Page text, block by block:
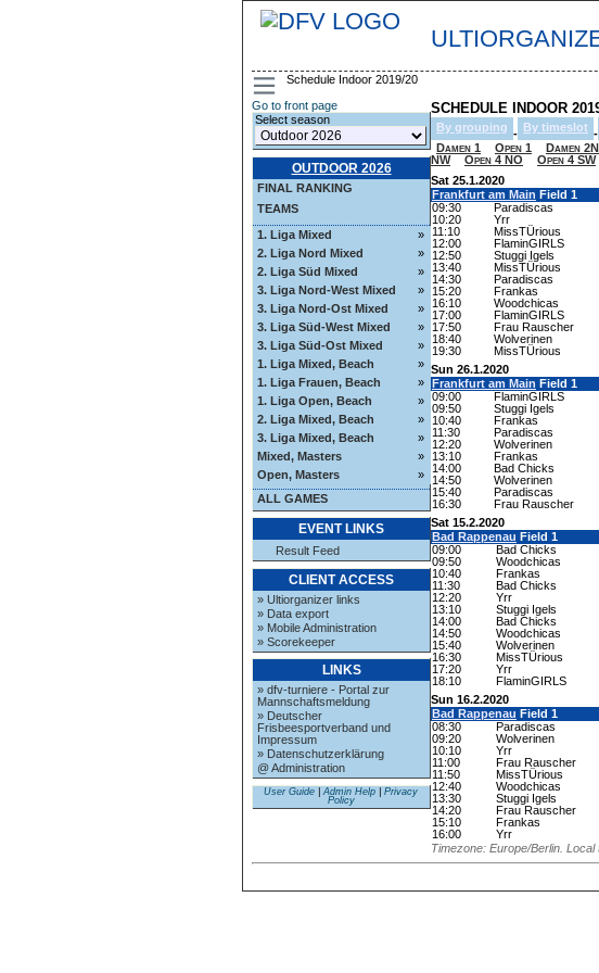
Schedule Indoor 2019/20
Go to front page
Select season
OUTDOOR 2026
FINAL RANKING
TEAMS
1. Liga Mixed
»
2. Liga Nord Mixed
»
2. Liga Süd Mixed
»
3. Liga Nord-West Mixed
»
3. Liga Nord-Ost Mixed
»
3. Liga Süd-West Mixed
»
3. Liga Süd-Ost Mixed
»
1. Liga Mixed, Beach
»
1. Liga Frauen, Beach
»
1. Liga Open, Beach
»
2. Liga Mixed, Beach
»
3. Liga Mixed, Beach
»
Mixed, Masters
»
Open, Masters
»
ALL GAMES
EVENT LINKS
Result Feed
CLIENT ACCESS
» Ultiorganizer links
» Data export
» Mobile Administration
» Scorekeeper
LINKS
» dfv-turniere - Portal zur
Mannschaftsmeldung
» Deutscher
Frisbeesportverband und
Impressum
» Datenschutzerklärung
@ Administration
User Guide Admin Help
Privacy
Policy
SCHEDULE INDOOR
By grouping - By timeslot -
Damen 1
Open 1 Damen 2N
NW
Open 4 NO Open 4 SW
Sat 25.1.2020
Frankfurt am Main Field 1
09:30
Paradiscas
10:20
Yrr
11:10
MissTÜrious
12:00
FlaminGIRLS
12:50
Stuggi Igels
13:40
MissTÜrious
14:30
Paradiscas
15:20
Frankas
16:10
Woodchicas
17:00
FlaminGIRLS
17:50
Frau Rauscher
18:40
Wolverinen
19:30
MissTÜrious
Sun 26.1.2020
Frankfurt am Main Field 1
09:00
FlaminGIRLS
09:50
Stuggi Igels
10:40
Frankas
11:30
Paradiscas
12:20
Wolverinen
13:10
Frankas
14:00
Bad Chicks
14:50
Wolverinen
15:40
Paradiscas
16:30
Frau Rauscher
Sat 15.2.2020
Bad Rappenau Field 1
09:00
Bad Chicks
09:50
Woodchicas
10:40
Frankas
11:30
Bad Chicks
12:20
Yrr
13:10
Stuggi Igels
14:00
Bad Chicks
14:50
Woodchicas
15:40
Wolverinen
16:30
MissTÜrious
17:20
Yrr
18:10
FlaminGIRLS
Sun 16.2.2020
Bad Rappenau Field 1
08:30
Paradiscas
09:20
Wolverinen
10:10
Yrr
11:00
Frau Rauscher
11:50
MissTÜrious
12:40
Woodchicas
13:30
Stuggi Igels
14:20
Frau Rauscher
15:10
Frankas
16:00
Yrr
Timezone: Europe/Berlin. Local